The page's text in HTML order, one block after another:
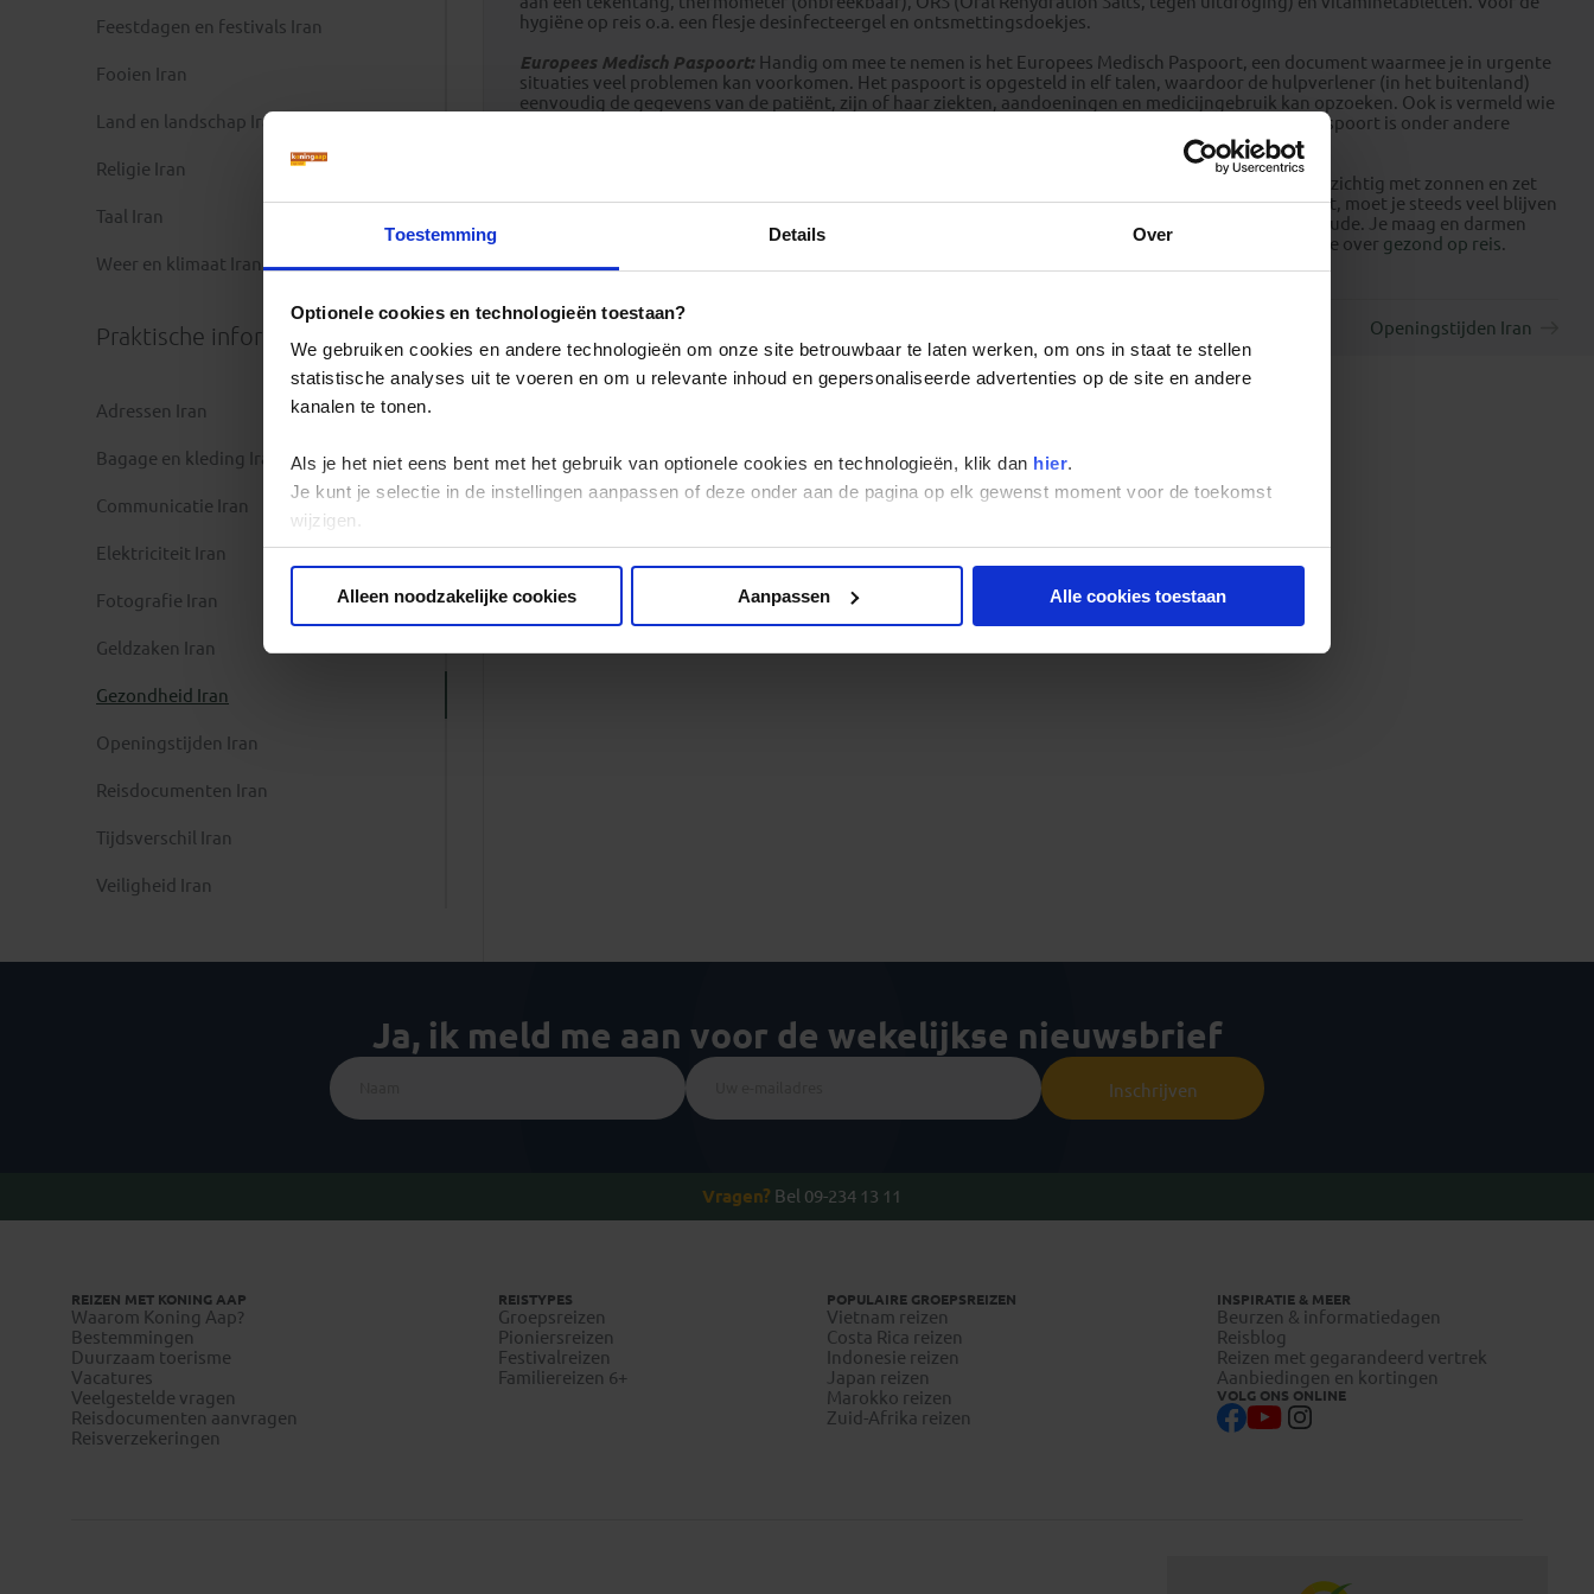
Toestemming Details Over
Optionele cookies en technologieën toestaan?
We gebruiken cookies en andere technologieën om onze site betrouwbaar te laten werken, om ons in staat te stellen
statistische analyses uit te voeren en om u relevante inhoud en gepersonaliseerde advertenties op de site en andere
kanalen te tonen.
Als je het niet eens bent met het gebruik van optionele cookies en technologieën, klik dan hier.
Je kunt je selectie in de instellingen aanpassen of deze onder aan de pagina op elk gewenst moment voor de toekomst
wijzigen.
Alleen noodzakelijke cookies
Aanpassen Alle cookies toestaan
Feestdagen en festivals Iran
Fooien Iran
Land en landschap Iran
Religie Iran
Taal Iran
Weer en klimaat Iran
Praktische informatie
Adressen Iran
Bagage en kleding Iran
Communicatie Iran
Elektriciteit Iran
Fotografie Iran
Geldzaken Iran
Gezondheid Iran
Openingstijden Iran
Reisdocumenten Iran
Tijdsverschil Iran
Veiligheid Iran
hygiëne op reis o.a. een flesje desinfecteergel en ontsmettingsdoekjes.
Europees Medisch Paspoort: Handig om mee te nemen is het Europees Medisch Paspoort, een document waarmee je in urgente
situaties veel problemen kan voorkomen. Het paspoort is opgesteld in elf talen, waardoor de hulpverlener (in het buitenland)
eenvoudig de gegevens van de patiënt, zijn of haar ziekten, aandoeningen en medicijngebruik kan opzoeken. Ook is vermeld wie
de behandelende arts is en wie er in dringende gevallen gewaarschuwd kan worden. Het medisch paspoort is onder andere
Bij aankomst is het zaak de tijd te nemen om te acclimatiseren. Wees voorzichtig met zonnen en zet
bij uitstapjes in de volle zon iets op je hoofd. Omdat je in de droge hitte ongemerkt veel vocht verliest, moet je steeds veel blijven
drinken en wat extra zout op je eten strooien. Warme dranken zijn over het algemeen beter dan ijskoude. Je maag en darmen
worden dan minder belast. Het water uit de kraan kun je beter niet drinken. Vind hier meer informatie over gezond op reis.
Geldzaken Iran Openingstijden Iran
Ja, ik meld me aan voor de wekelijkse nieuwsbrief
Inschrijven
Vragen? Bel 09-234 13 11
REIZEN MET KONING AAP
Waarom Koning Aap?
Bestemmingen
Duurzaam toerisme
Vacatures
Veelgestelde vragen
Reisdocumenten aanvragen
Reisverzekeringen
REISTYPES
Groepsreizen
Pioniersreizen
Festivalreizen
Familiereizen 6+
POPULAIRE GROEPSREIZEN
Vietnam reizen
Costa Rica reizen
Indonesie reizen
Japan reizen
Marokko reizen
Zuid-Afrika reizen
INSPIRATIE & MEER
Beurzen & informatiedagen
Reisblog
Reizen met gegarandeerd vertrek
Aanbiedingen en kortingen
VOLG ONS ONLINE